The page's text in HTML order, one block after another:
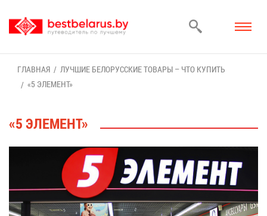
ГЛАВ­НАЯ
ЛУЧ­ШИЕ БЕ­ЛО­РУС­СКИЕ ТО­ВА­РЫ – ЧТО КУ­ПИТЬ
«5 ЭЛЕ­МЕНТ»
«5 ЭЛЕ­МЕНТ»